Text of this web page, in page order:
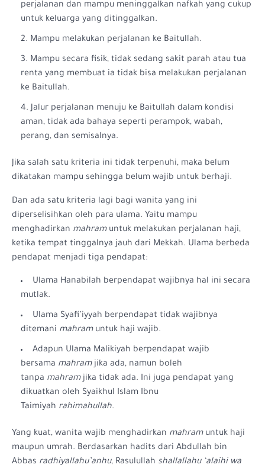
perjalanan dan mampu meninggalkan nafkah yang cukup
untuk keluarga yang ditinggalkan.
Mampu melakukan perjalanan ke Baitullah.
Mampu secara fisik, tidak sedang sakit parah atau tua
renta yang membuat ia tidak bisa melakukan perjalanan
ke Baitullah.
Jalur perjalanan menuju ke Baitullah dalam kondisi
aman, tidak ada bahaya seperti perampok, wabah,
perang, dan semisalnya.
Jika salah satu kriteria ini tidak terpenuhi, maka belum
dikatakan mampu sehingga belum wajib untuk berhaji.
Dan ada satu kriteria lagi bagi wanita yang ini
diperselisihkan oleh para ulama. Yaitu mampu
menghadirkan mahramuntuk melakukan perjalanan haji,
ketika tempat tinggalnya jauh dari Mekkah. Ulama berbeda
pendapat menjadi tiga pendapat:
Ulama Hanabilah berpendapat wajibnya hal ini secara
mutlak.
Ulama Syafi’iyyah berpendapat tidak wajibnya
ditemani mahramuntuk haji wajib.
Adapun Ulama Malikiyah berpendapat wajib
bersama mahramjika ada, namun boleh
tanpa mahramjika tidak ada. Ini juga pendapat yang
dikuatkan oleh Syaikhul Islam Ibnu
Taimiyah rahimahullah.
Yang kuat, wanita wajib menghadirkan mahramuntuk haji
maupun umrah. Berdasarkan hadits dari Abdullah bin
Abbas radhiyallahu’anhu, Rasulullah shallallahu ‘alaihi wa